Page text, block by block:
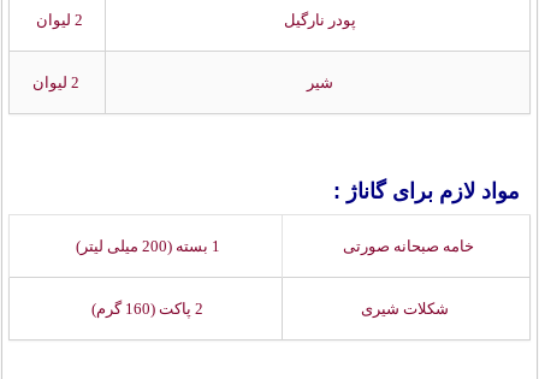
پودر نارگیل 2 لیوان
شیر
مواد لازم برای گاناژ :
خامه صبحانه صورتی 1 بسته (200 میلی لیتر)
شکلات شیری 2 پاکت (160 گرم)